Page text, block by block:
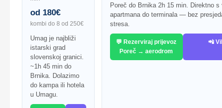
od 180€
kombi do 8 od 250€
Umag je najbliži
istarski grad
slovenskoj granici.
~1h 45 min do
Brnika. Dolazimo
do kampa ili hotela
u Umagu.
Poreč do Brnika 2h 15 min. Direktno s
apartmana do terminala — bez
stresa.
💬 Rezerviraj prijevoz
Poreč → aerodrom
📲